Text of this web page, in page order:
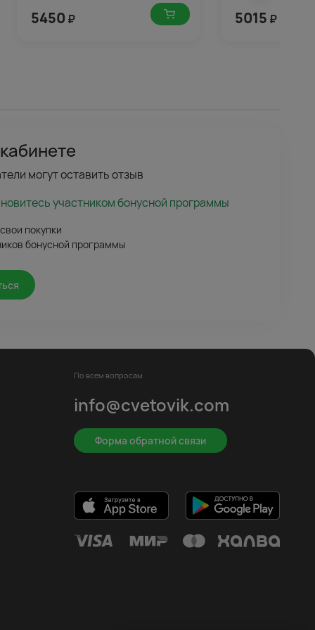
5450 ₽ 5015 ₽
могут оставить отзыв
участником бонусной программы
покупки
бонусной программы
По всем вопросам
info@cvetovik.com
Форма обратной связи